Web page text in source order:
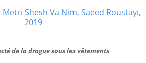
de la drogue sous les vêtements